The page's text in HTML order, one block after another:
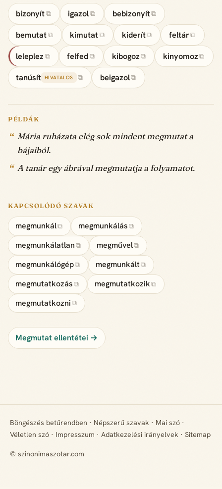
bizonyít ⧉ igazol ⧉ bebizonyít⧉
bemutat ⧉ kimutat ⧉ kiderít⧉ feltár⧉
leleplez ⧉ felfed ⧉ kibogoz ⧉ kinyomoz ⧉
tanúsít HIVATALOS ⧉ beigazol⧉
PÉLDÁK
Mária ruházata elég sok mindent megmutat a
bájaiból.
A tanár egy ábrával megmutatja a folyamatot.
KAPCSOLÓDÓ SZAVAK
megmunkál⧉ megmunkálás ⧉
megmunkálatlan ⧉ megművel⧉
megmunkálógép⧉ megmunkált ⧉
megmutatkozás ⧉ megmutatkozik ⧉
megmutatkozni ⧉
Megmutat ellentétei →
Böngészés betűrendben · Népszerű szavak · Mai szó ·
Véletlen szó · Impresszum · Adatkezelési irányelvek · Sitemap
© szinonimaszotar.com